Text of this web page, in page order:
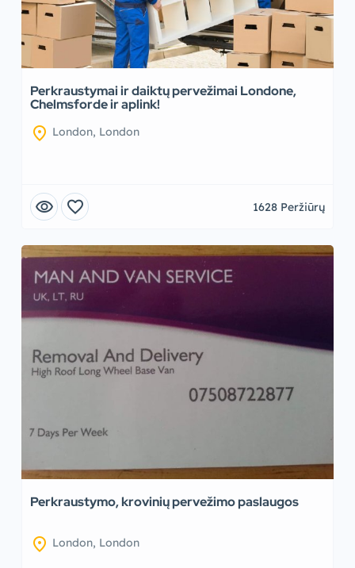
Perkraustymai ir daiktų pervežimai Londone,
Chelmsforde ir aplink!
location_on London, London
visibility favorite 1628 Peržiūrų
Perkraustymo, krovinių pervežimo paslaugos
location_on London, London